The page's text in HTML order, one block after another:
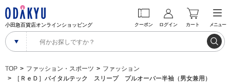
小田急百貨店オンラインショッピング クーポン ログイン カート メニュー
TOP ファッション・スポーツ
ファッション
［ＲｅＤ］バイタルテック スリープ プルオーバー半袖（男女兼用）